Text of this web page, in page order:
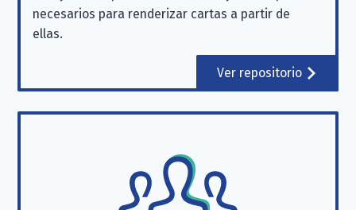
necesarios para renderizar cartas a partir de
ellas.
Ver repositorio